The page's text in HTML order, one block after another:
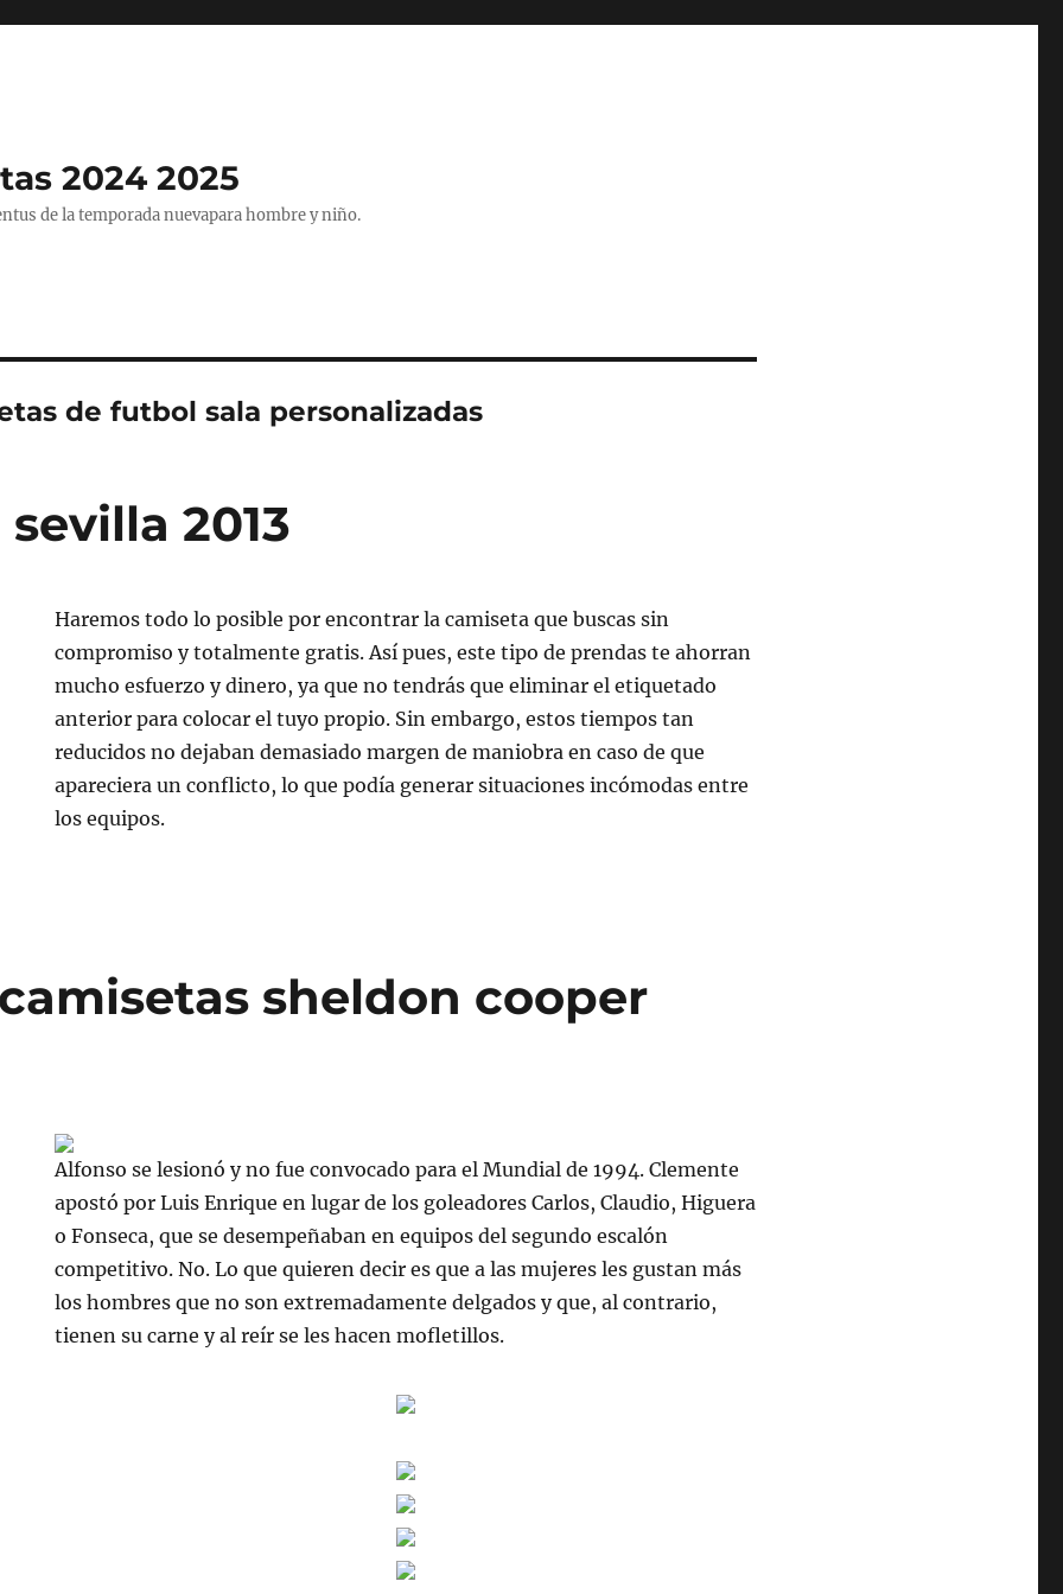
2024 2025
de la temporada nuevapara hombre y niño.
de futbol sala personalizadas
2013
Haremos todo lo posible por encontrar la camiseta que buscas sin
compromiso y totalmente gratis. Así pues, este tipo de prendas te ahorran
mucho esfuerzo y dinero, ya que no tendrás que eliminar el etiquetado
anterior para colocar el tuyo propio. Sin embargo, estos tiempos tan
reducidos no dejaban demasiado margen de maniobra en caso de que
apareciera un conflicto, lo que podía generar situaciones incómodas entre
los equipos.
sheldon cooper
Alfonso se lesionó y no fue convocado para el Mundial de 1994. Clemente
apostó por Luis Enrique en lugar de los goleadores Carlos, Claudio, Higuera
o Fonseca, que se desempeñaban en equipos del segundo escalón
competitivo. No. Lo que quieren decir es que a las mujeres les gustan más
los hombres que no son extremadamente delgados y que, al contrario,
tienen su carne y al reír se les hacen mofletillos.